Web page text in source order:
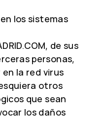
los sistemas
de sus
personas,
la red virus
otros
que sean
los daños